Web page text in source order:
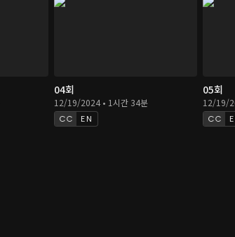
04회
12/19/2024 • 1시간 34분
EN
05회
12/19/